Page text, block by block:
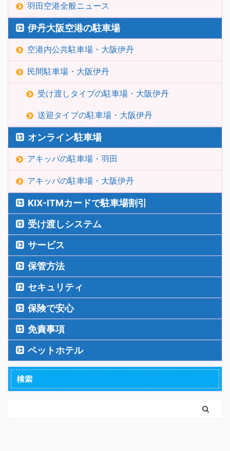
羽田空港全般ニュース
伊丹大阪空港の駐車場
空港内公共駐車場・大阪伊丹
民間駐車場・大阪伊丹
受け渡しタイプの駐車場・大阪伊丹
送迎タイプの駐車場・大阪伊丹
オンライン駐車場
アキッパの駐車場・羽田
アキッパの駐車場・大阪伊丹
KIX-ITMカードで駐車場割引
受け渡しシステム
サービス
保管方法
セキュリティ
保険で安心
免責事項
ペットホテル
検索